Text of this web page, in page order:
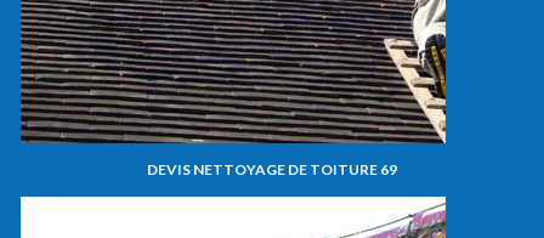
DEVIS NETTOYAGE DE TOITURE 69